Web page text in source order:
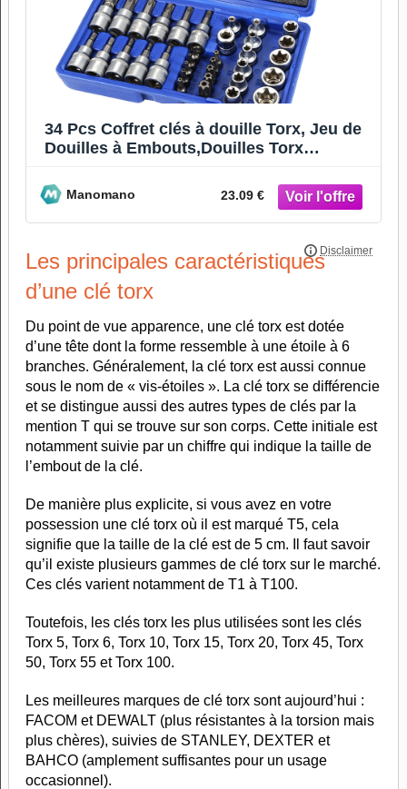
34 Pcs Coffret clés à douille Torx, Jeu de
Douilles à Embouts,Douilles Torx
Manomano 23.09 €
Les principales caractéristiques
d’une clé torx
Du point de vue apparence, une clé torx est dotée
d’une tête dont la forme ressemble à une étoile à 6
branches. Généralement, la clé torx est aussi connue
sous le nom de « vis-étoiles ». La clé torx se différencie
et se distingue aussi des autres types de clés par la
mention T qui se trouve sur son corps. Cette initiale est
notamment suivie par un chiffre qui indique la taille de
l’embout de la clé.
De manière plus explicite, si vous avez en votre
possession une clé torx où il est marqué T5, cela
signifie que la taille de la clé est de 5 cm. Il faut savoir
qu’il existe plusieurs gammes de clé torx sur le marché.
Ces clés varient notamment de T1 à T100.
Toutefois, les clés torx les plus utilisées sont les clés
Torx 5, Torx 6, Torx 10, Torx 15, Torx 20, Torx 45, Torx
50, Torx 55 et Torx 100.
Les meilleures marques de clé torx sont aujourd’hui :
FACOM et DEWALT (plus résistantes à la torsion mais
plus chères), suivies de STANLEY, DEXTER et
BAHCO (amplement suffisantes pour un usage
occasionnel).